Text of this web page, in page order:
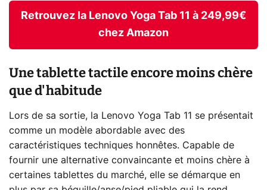
Retrouvez la Lenovo Yoga Tab 11 à 249,99€
chez Amazon
Une tablette tactile encore moins chère
que d'habitude
Lors de sa sortie, la Lenovo Yoga Tab 11 se présentait
comme un modèle abordable avec des
caractéristiques techniques honnêtes. Capable de
fournir une alternative convaincante et moins chère à
certaines tablettes du marché, elle se démarque en